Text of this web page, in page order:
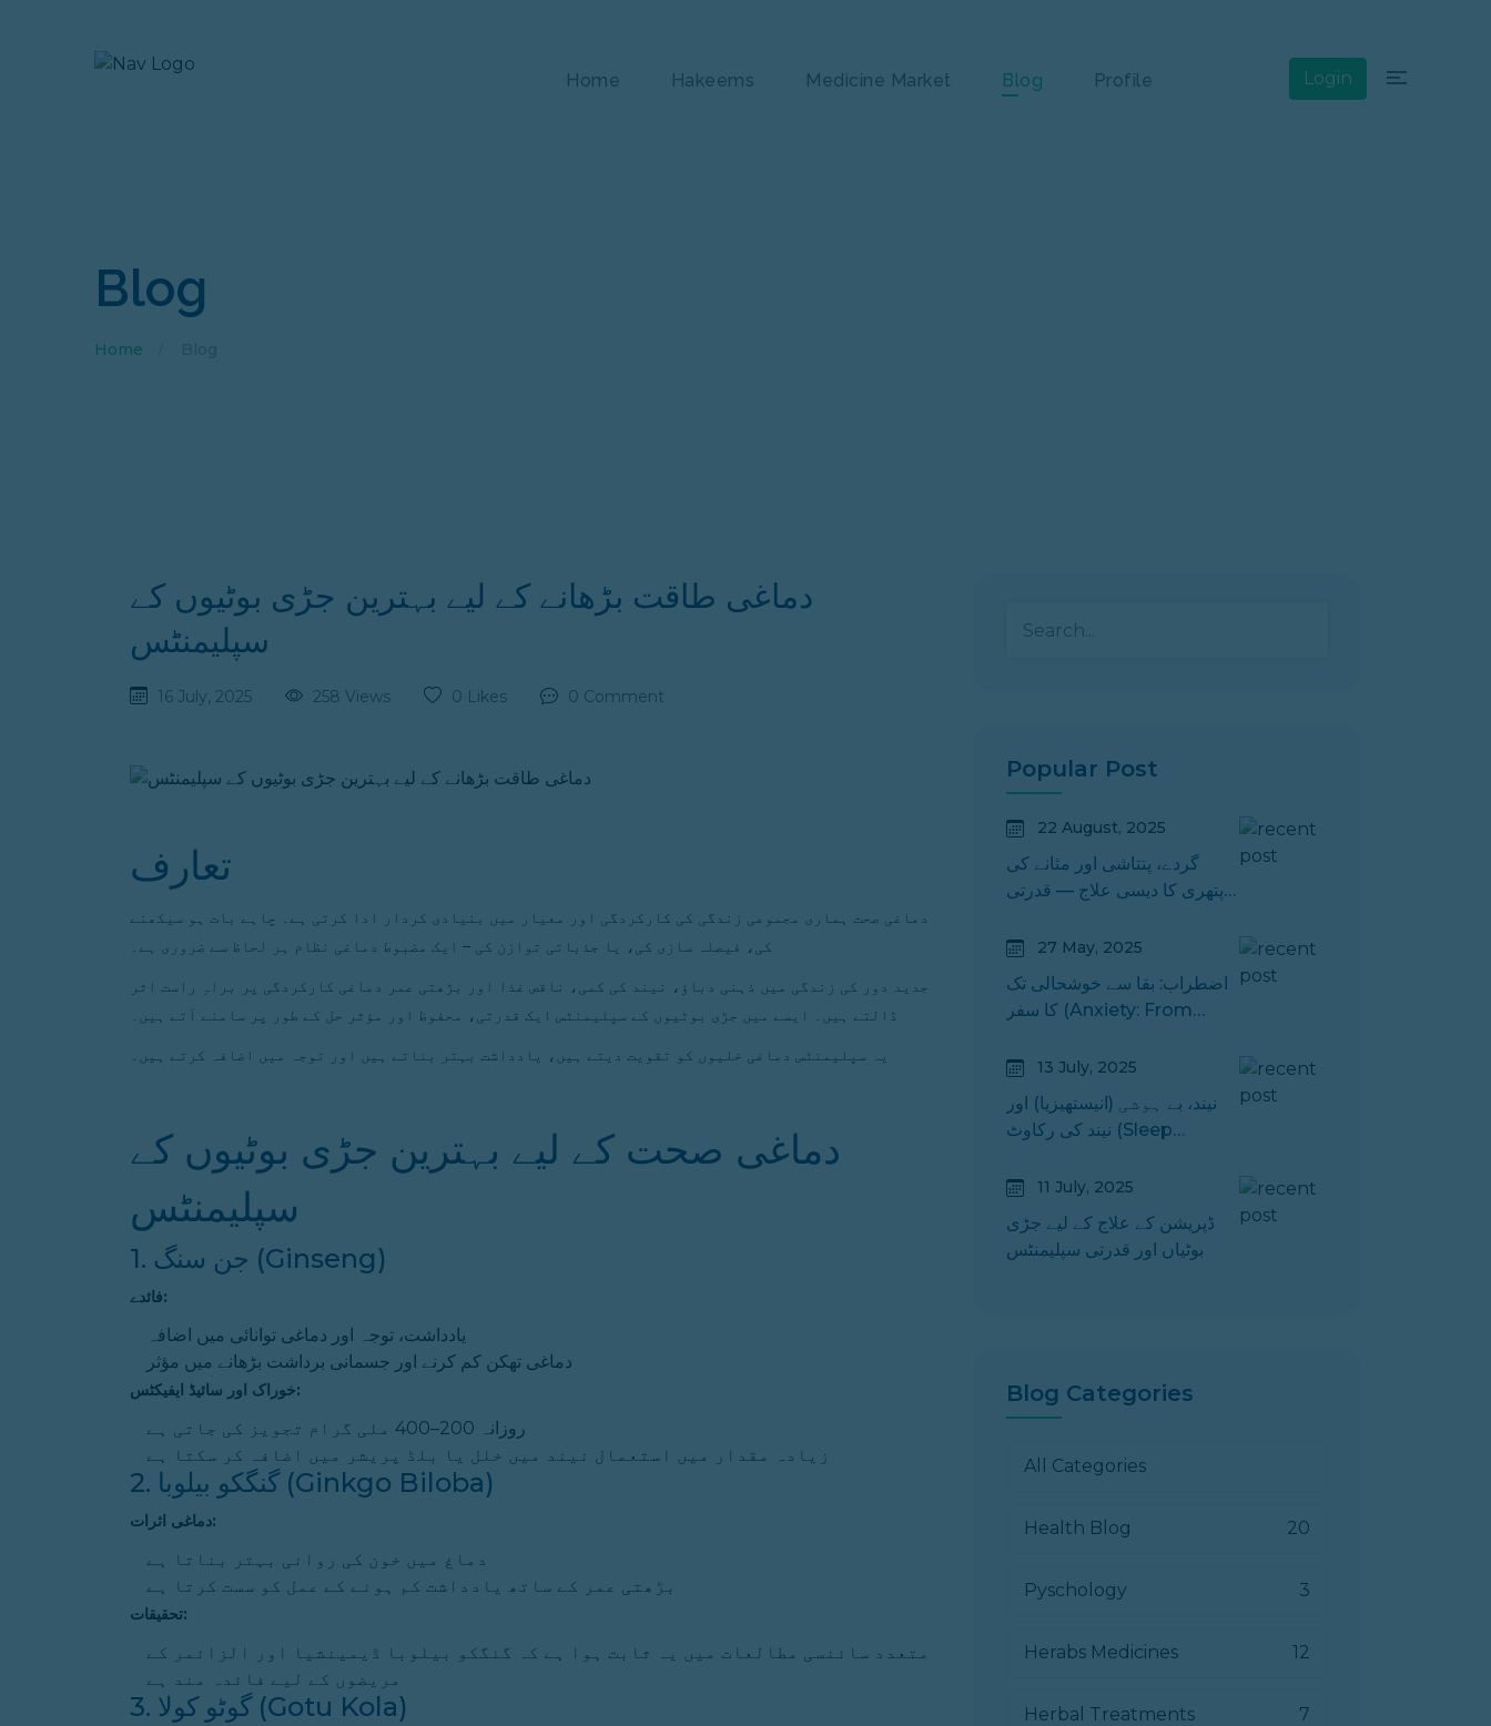
Home Hakeems Medicine Market Blog Profile Login
Blog
Home
دماغی طاقت بڑھانے کے لیے بہترین جڑی بوٹیوں کے
سپلیمنٹس
16 July, 2025 258 Views 0 Likes 0 Comment
تعارف
دماغی صحت ہماری مجموعی زندگی کی کارکردگی اور معیار میں بنیادی کردار ادا کرتی ہے۔ چاہے بات ہو سیکھنے
کی، فیصلہ سازی کی، یا جذباتی توازن کی – ایک مضبوط دماغی نظام ہر لحاظ سے ضروری ہے۔
جدید دور کی زندگی میں ذہنی دباؤ، نیند کی کمی، ناقص غذا اور بڑھتی عمر دماغی کارکردگی پر براہِ راست اثر
ڈالتے ہیں۔ ایسے میں جڑی بوٹیوں کے سپلیمنٹس ایک قدرتی، محفوظ اور مؤثر حل کے طور پر سامنے آتے ہیں۔
یہ سپلیمنٹس دماغی خلیوں کو تقویت دیتے ہیں، یادداشت بہتر بناتے ہیں اور توجہ میں اضافہ کرتے ہیں۔
دماغی صحت کے لیے بہترین جڑی بوٹیوں کے
سپلیمنٹس
1. جن سنگ (Ginseng)
فائدے:
یادداشت، توجہ اور دماغی توانائی میں اضافہ
دماغی تھکن کم کرنے اور جسمانی برداشت بڑھانے میں مؤثر
خوراک اور سائیڈ ایفیکٹس:
روزانہ 200–400 ملی گرام تجویز کی جاتی ہے
زیادہ مقدار میں استعمال نیند میں خلل یا بلڈ پریشر میں اضافہ کر سکتا ہے
2. گنگکو بیلوبا (Ginkgo Biloba)
دماغی اثرات:
دماغ میں خون کی روانی بہتر بناتا ہے
بڑھتی عمر کے ساتھ یادداشت کم ہونے کے عمل کو سست کرتا ہے
تحقیقات:
متعدد سائنسی مطالعات میں یہ ثابت ہوا ہے کہ گنگکو بیلوبا ڈیمینشیا اور الزائمر کے
مریضوں کے لیے فائدہ مند ہے
3. گوٹو کولا (Gotu Kola)
Popular Post
22 August, 2025
گردے، پتتاشی اور مثانے کی
پتھری کا دیسی علاج — قدرتی
27 May, 2025
اضطراب: بقا سے خوشحالی تک
کا سفر (Anxiety: From
13 July, 2025
نیند، بے ہوشی (انیستھیزیا) اور
نیند کی رکاوٹ (Sleep
11 July, 2025
ڈپریشن کے علاج کے لیے جڑی
بوٹیاں اور قدرتی سپلیمنٹس
Blog Categories
All Categories
Health Blog 20
Pyschology 3
Herabs Medicines 12
Herbal Treatments 7